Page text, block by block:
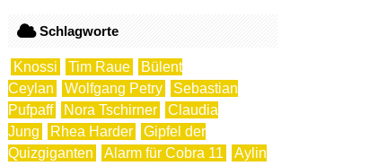
Schlagworte
Knossi Tim Raue
Bülent
Ceylan
Wolfgang Petry
Sebastian
Pufpaff
Nora Tschirner
Claudia
Jung
Rhea Harder
Gipfel der
Quizgiganten
Alarm für Cobra 11
Aylin